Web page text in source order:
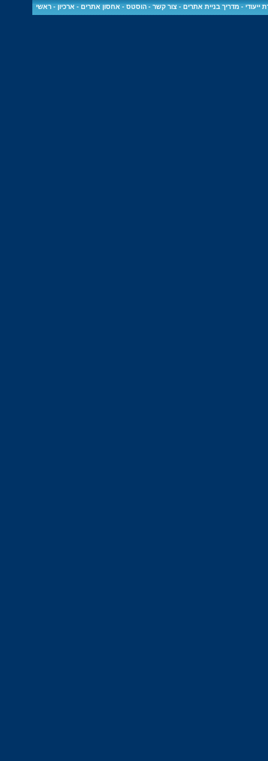
ייעודי -מדריך בניית אתרים -צור קשר -הוסטס - אחסון אתרים - ארכיון -ראשי